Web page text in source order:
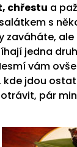
chřestu a
s
jedna
vám
kde jdou
pár